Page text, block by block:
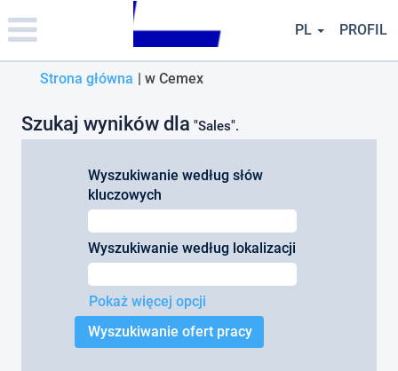
note:
This
website
includes
accessibility
system.
PL PROFIL
Strona główna | w Cemex(bieżąca
Szukaj wyników dla "Sales".
Wyszukiwanie według słów
kluczowych
Wyszukiwanie według lokalizacji
Pokaż więcej opcji